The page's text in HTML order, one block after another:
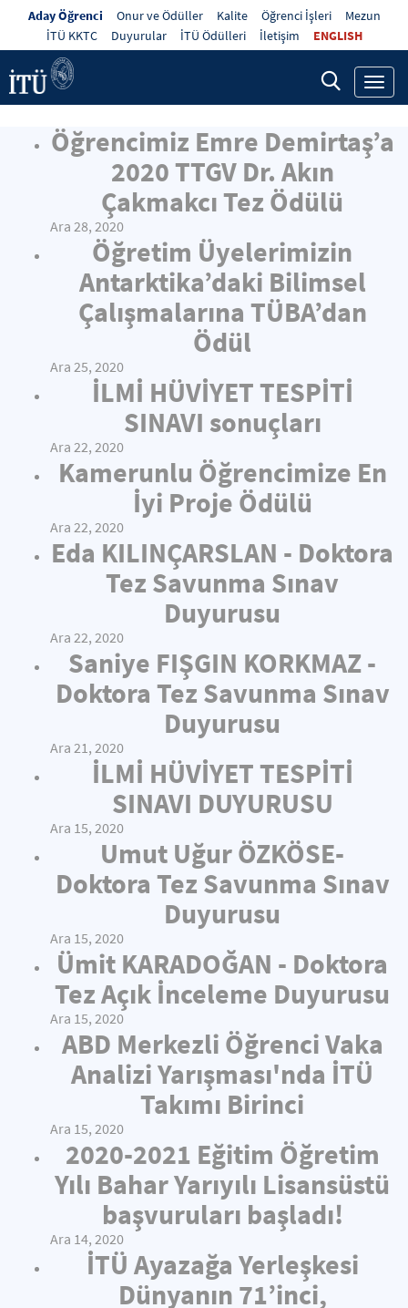
Aday Öğrenci Onur ve Ödüller Kalite Öğrenci İşleri
Mezun
İTÜ KKTC
Duyurular İTÜ Ödülleri İletişim ENGLISH
Öğrencimiz Emre Demirtaş’a
2020 TTGV Dr. Akın
Çakmakcı Tez Ödülü
Ara 28, 2020
Öğretim Üyelerimizin
Antarktika’daki Bilimsel
Çalışmalarına TÜBA’dan
Ödül
Ara 25, 2020
İLMİ HÜVİYET TESPİTİ
SINAVI sonuçları
Ara 22, 2020
Kamerunlu Öğrencimize En
İyi Proje Ödülü
Ara 22, 2020
Eda KILINÇARSLAN - Doktora
Tez Savunma Sınav
Duyurusu
Ara 22, 2020
Saniye FIŞGIN KORKMAZ -
Doktora Tez Savunma Sınav
Duyurusu
Ara 21, 2020
İLMİ HÜVİYET TESPİTİ
SINAVI DUYURUSU
Ara 15, 2020
Umut Uğur ÖZKÖSE-
Doktora Tez Savunma Sınav
Duyurusu
Ara 15, 2020
Ümit KARADOĞAN - Doktora
Tez Açık İnceleme Duyurusu
Ara 15, 2020
ABD Merkezli Öğrenci Vaka
Analizi Yarışması'nda İTÜ
Takımı Birinci
Ara 15, 2020
2020-2021 Eğitim Öğretim
Yılı Bahar Yarıyılı Lisansüstü
başvuruları başladı!
Ara 14, 2020
İTÜ Ayazağa Yerleşkesi
Dünyanın 71’inci,